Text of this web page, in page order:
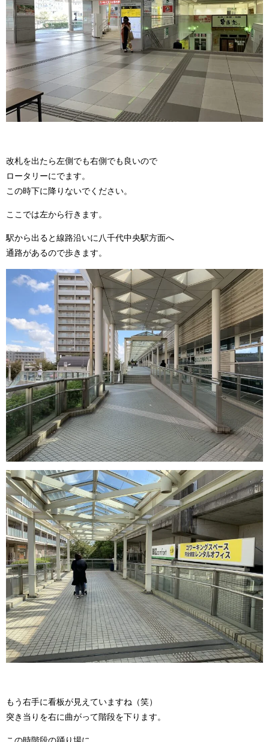
改札を出たら左側でも右側でも良いので
ロータリーにでます。
この時下に降りないでください。
ここでは左から行きます。
駅から出ると線路沿いに八千代中央駅方面へ
通路があるので歩きます。
もう右手に看板が見えていますね（笑）
突き当りを右に曲がって階段を下ります。
この時階段の踊り場に